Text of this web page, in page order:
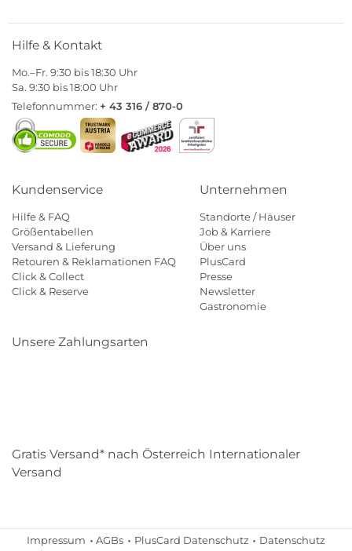
Hilfe & Kontakt
Mo.–Fr. 9:30 bis 18:30 Uhr
Sa. 9:30 bis 18:00 Uhr
Telefonnummer: + 43 316 / 870-0
Kundenservice
Hilfe & FAQ
Größentabellen
Versand & Lieferung
Retouren & Reklamationen FAQ
Click & Collect
Click & Reserve
Unternehmen
Standorte / Häuser
Job & Karriere
Über uns
PlusCard
Presse
Newsletter
Gastronomie
Unsere Zahlungsarten
Gratis Versand* nach Österreich Internationaler
Versand
Impressum AGBs PlusCard Datenschutz
Datenschutz